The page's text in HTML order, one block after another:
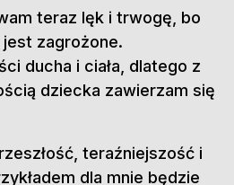
teraz lęk i trwogę, bo
zagrożone.
ducha i ciała, dlatego z
dziecka zawierzam się
teraźniejszość i
dla mnie będzie